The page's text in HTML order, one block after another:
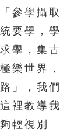
參學攝取
要學，學
學，集古
樂世界，
」，我們
裡教導我
輕視別